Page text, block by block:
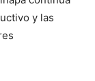
y las